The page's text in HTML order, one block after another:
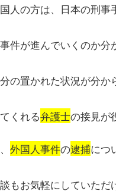
人の方は、日本の刑事
件が進んでいくのか分
の置かれた状況が分か
くれる弁護士の接見が
外国人事件の逮捕につ
もお気軽にしていただ